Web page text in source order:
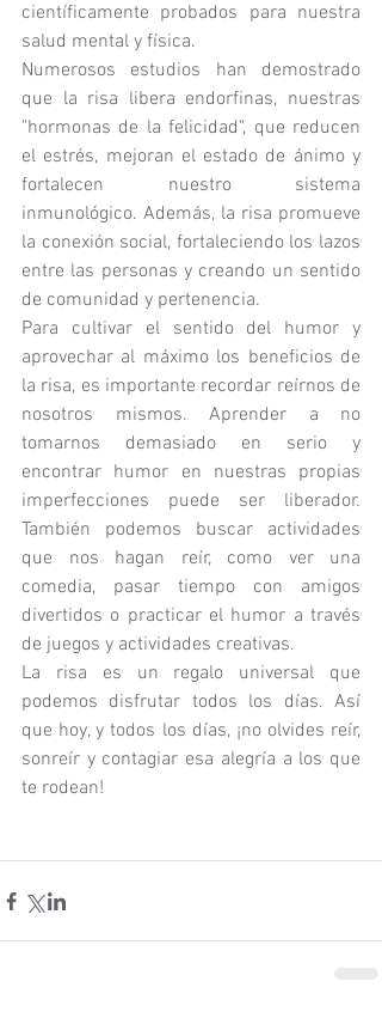
científicamente probados para nuestra
salud mental y física.
Numerosos estudios han demostrado
que la risa libera endorfinas, nuestras
"hormonas de la felicidad", que reducen
el estrés, mejoran el estado de ánimo y
fortalecen nuestro sistema
inmunológico. Además, la risa promueve
la conexión social, fortaleciendo los lazos
entre las personas y creando un sentido
de comunidad y pertenencia.
Para cultivar el sentido del humor y
aprovechar al máximo los beneficios de
la risa, es importante recordar reírnos de
nosotros mismos. Aprender a no
tomarnos demasiado en serio y
encontrar humor en nuestras propias
imperfecciones puede ser liberador.
También podemos buscar actividades
que nos hagan reír, como ver una
comedia, pasar tiempo con amigos
divertidos o practicar el humor a través
de juegos y actividades creativas.
La risa es un regalo universal que
podemos disfrutar todos los días. Así
que hoy, y todos los días, ¡no olvides reír,
sonreír y contagiar esa alegría a los que
te rodean!